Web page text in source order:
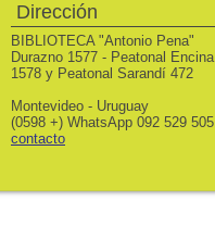
Dirección
BIBLIOTECA "Antonio Pena"
Durazno 1577 - Peatonal Encina
1578 y Peatonal Sarandí 472
Montevideo - Uruguay
(0598 +) WhatsApp 092 529 505
contacto